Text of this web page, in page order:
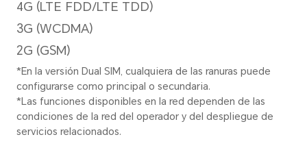
Admite 1920x1080 píxeles
*La resolución de imagen real
modo de grabación de video.
Modo de enfoque